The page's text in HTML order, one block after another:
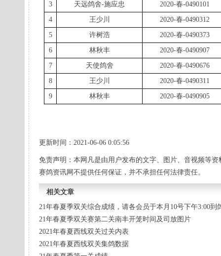
3 天远鸽舍-施应忠 2020-春-0490101
4 王少川 2020-春-0490312
5 许树浩 2020-春-0490373
6 林秋丰 2020-春-0490907
7 天使鸽舍 2020-春-0490676
8 王少川 2020-春-0490311
9 林秋丰 2020-春-0490905
更新时间：2021-06-06 0:05:56
免责声明：本网凡是由用户发布的文字、图片、音视频等
赛鸽资讯网不提供任何保证，并不承担任何法律责任。
相关文章
21年春夏季双关综合成绩，请各会员于本月10号下午3:00到
21年春夏季双关赛第二关南丰开笼时间及司放图片
2021年春夏西线双关过关内表
2021年春夏西线双关集鸽数据